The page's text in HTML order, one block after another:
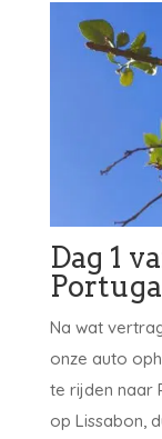
Dag 1
Na wat
onze auto
te rijden naar
op Lissabon,